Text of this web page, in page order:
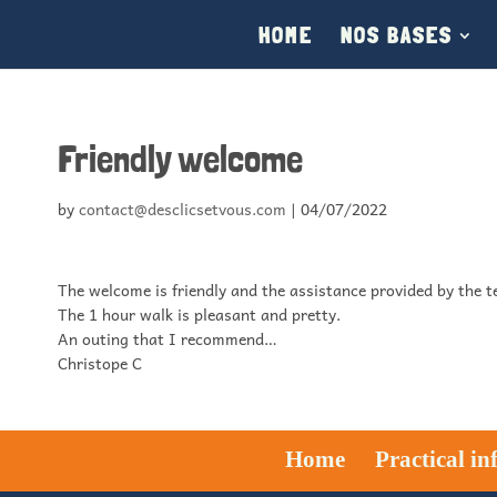
HOME NOS BASES
Friendly welcome
bycontact@desclicsetvous.com | 04/07/2022
The welcome is friendly and the assistance provided by the
The 1 hour walk is pleasant and pretty.
An outing that I recommend…
Christope C
Home Practical